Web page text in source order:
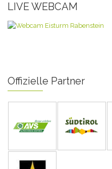
LIVE WEBCAM
Offizielle Partner